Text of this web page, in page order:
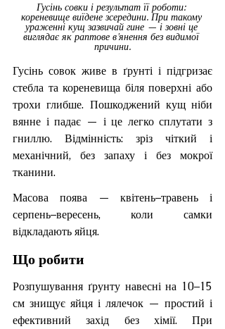
Гусінь совки і результат її роботи:
кореневище виїдене зсередини. При такому
ураженні кущ зазвичай гине — і зовні це
виглядає як раптове в'янення без видимої
причини.
Гусінь совок живе в ґрунті і підгризає
стебла та кореневища біля поверхні або
трохи глибше. Пошкоджений кущ ніби
вянне і падає — і це легко сплутати з
гниллю. Відмінність: зріз чіткий і
механічний, без запаху і без мокрої
тканини.
Масова поява — квітень–травень і
серпень–вересень, коли самки
відкладають яйця.
Що робити
Розпушування ґрунту навесні на 10–15
см знищує яйця і лялечок — простий і
ефективний захід без хімії. При